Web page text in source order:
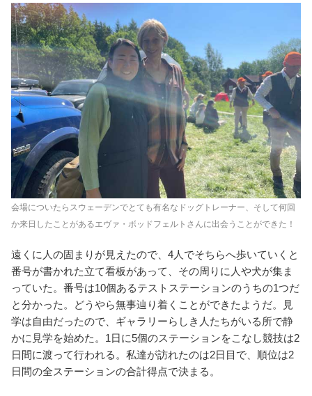
会場についたらスウェーデンでとても有名なドッグトレーナー、そして何回
か来日したことがあるエヴァ・ボッドフェルトさんに出会うことができた！
遠くに人の固まりが見えたので、4人でそちらへ歩いていくと
番号が書かれた立て看板があって、その周りに人や犬が集ま
っていた。番号は10個あるテストステーションのうちの1つだ
と分かった。どうやら無事辿り着くことができたようだ。見
学は自由だったので、ギャラリーらしき人たちがいる所で静
かに見学を始めた。1日に5個のステーションをこなし競技は2
日間に渡って行われる。私達が訪れたのは2日目で、順位は2
日間の全ステーションの合計得点で決まる。